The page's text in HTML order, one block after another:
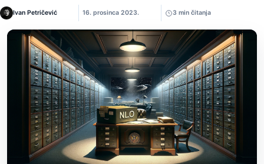
Ivan Petričević 16. prosinca 2023. 3 min čitanja